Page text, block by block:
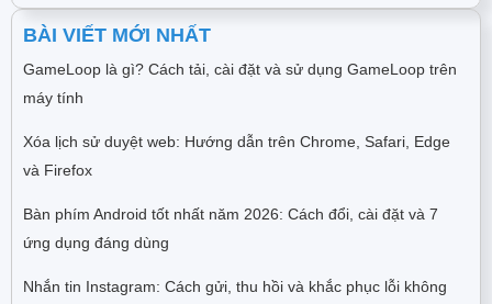
BÀI VIẾT MỚI NHẤT
GameLoop là gì? Cách tải, cài đặt và sử dụng GameLoop trên
máy tính
Xóa lịch sử duyệt web: Hướng dẫn trên Chrome, Safari, Edge
và Firefox
Bàn phím Android tốt nhất năm 2026: Cách đổi, cài đặt và 7
ứng dụng đáng dùng
Nhắn tin Instagram: Cách gửi, thu hồi và khắc phục lỗi không